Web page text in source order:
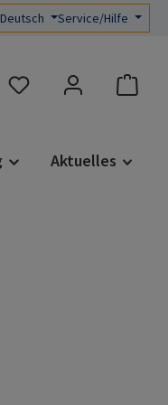
Deutsch Service/Hilfe
Du hast 0 Produkte auf
Aktuelles